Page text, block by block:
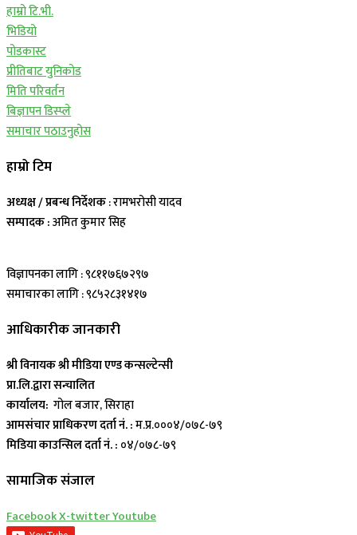
हाम्रो टि.भी.
भिडियो
पोडकास्ट
प्रीतिबाट युनिकोड
मिति परिवर्तन
बिज्ञापन डिस्प्ले
समाचार पठाउनुहोस
हाम्रो टिम
अध्यक्ष / प्रबन्ध निर्देशक: रामभरोसी यादव
सम्पादक :अमित कुमार सिह
विज्ञापनका लागि : ९८११७६७२९७
समाचारका लागि : ९८५२८३१४१७
आधिकारीक जानकारी
श्री विनायक श्री मीडिया एण्ड कन्सल्टेन्सी
प्रा.लि.द्वारा सन्चालित
कार्यालय: गोल बजार, सिराहा
आमसंचार प्राधिकरण दर्ता नं. :म.प्र.०००४/०७८-७९
मिडिया काउन्सिल दर्ता नं. : ०४/०७८-७९
सामाजिक संजाल
FacebookX-twitterYoutube